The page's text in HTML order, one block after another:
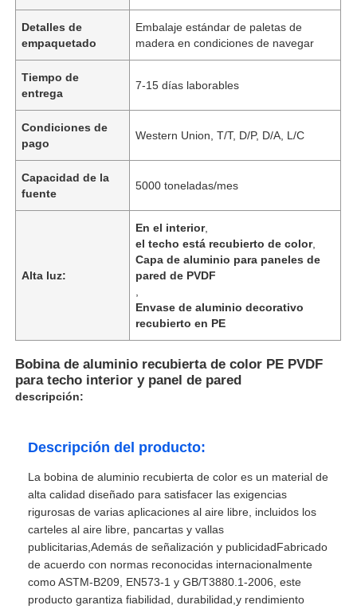
Detalles de
empaquetado
Embalaje estándar de paletas de
madera en condiciones de navegar
Tiempo de
entrega
7-15 días laborables
Condiciones de
pago
Western Union, T/T, D/P, D/A, L/C
Capacidad de la
fuente
5000 toneladas/mes
Alta luz:
En el interior,
el techo está recubierto de color,
Capa de aluminio para paneles de
pared de PVDF
Envase de aluminio decorativo
recubierto en PE
Bobina de aluminio recubierta de color PE PVDF
para techo interior y panel de pared
descripción:
Descripción del producto:
La bobina de aluminio recubierta de color es un material de
alta calidad diseñado para satisfacer las exigencias
rigurosas de varias aplicaciones al aire libre, incluidos los
carteles al aire libre, pancartas y vallas
publicitarias,Además de señalización y publicidadFabricado
de acuerdo con normas reconocidas internacionalmente
como ASTM-B209, EN573-1 y GB/T3880.1-2006, este
producto garantiza fiabilidad, durabilidad,y rendimiento